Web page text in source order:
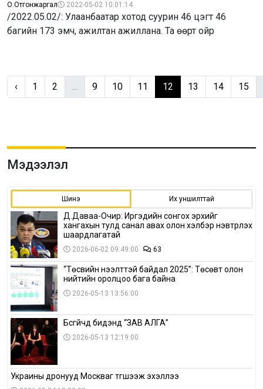
О.Отгонжаргал 2022-05-02 10:01:14
/2022.05.02/: Улаанбаатар хотод суурин 46 цэгт 46
багийн 173 эмч, ажилтан ажиллана. Та өөрт ойр
‹ 1 2 ... 9 10 11 12 13 14 15
Мэдээлэл
Шинэ Их уншилттай
Д.Даваа-Очир: Иргэдийн сонгох эрхийг
хангахын тулд санал авах олон хэлбэр нэвтрүүлэх
шаардлагатай
2026-06-02 09:49:00 63
“Төсвийн нээлттэй байдал 2025”: Төсөвт олон
нийтийн оролцоо бага байна
2026-05-13 13:56:00
Бүсгүйчүүд бидэнд “ЗАВ АЛГА”
2026-05-13 12:19:00
Украины дронууд Москваг түгшээж эхэллээ